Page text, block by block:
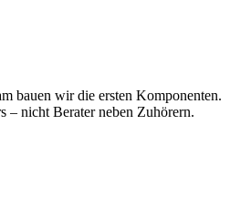
bauen wir die ersten Komponenten.
– nicht Berater neben Zuhörern.